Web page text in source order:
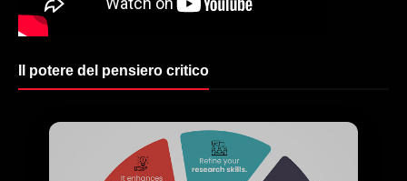
Il potere del pensiero critico